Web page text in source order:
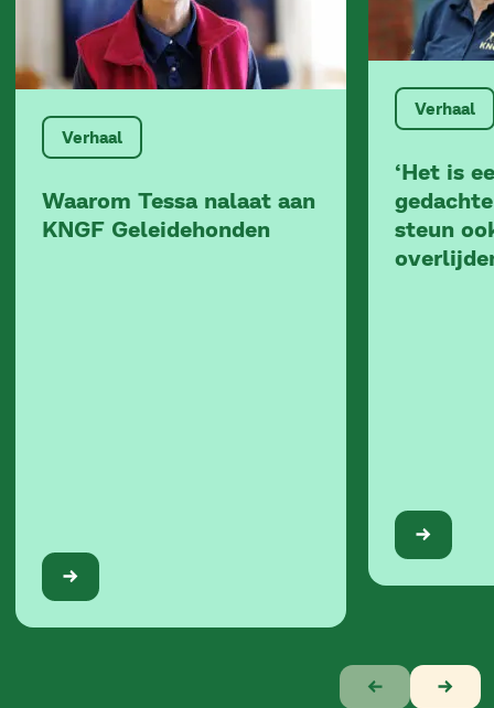
Verhaal
Waarom Tessa nalaat aan
KNGF Geleidehonden
Verhaal
‘Het is
steun